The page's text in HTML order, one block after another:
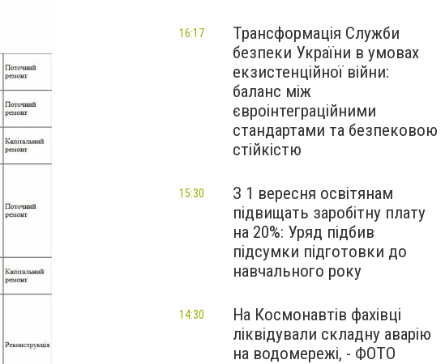
Трансформація Служби
безпеки України в умовах
екзистенційної війни:
баланс між
євроінтеграційними
стандартами та безпековою
стійкістю
16:17
З 1 вересня освітянам
підвищать заробітну плату
на 20%: Уряд підбив
підсумки підготовки до
навчального року
15:30
На Космонавтів фахівці
ліквідували складну аварію
на водомережі, - ФОТО
14:30